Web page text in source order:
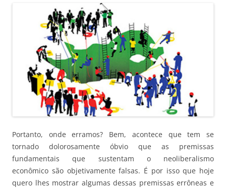
Portanto, onde erramos? Bem, acontece que tem se
tornado dolorosamente óbvio que as premissas
fundamentais que sustentam o neoliberalismo
econômico são objetivamente falsas. É por isso que hoje
quero lhes mostrar algumas dessas premissas errôneas e